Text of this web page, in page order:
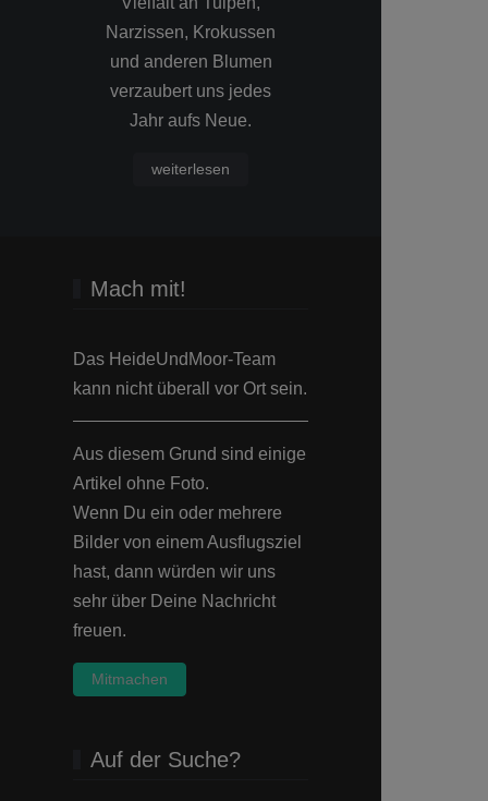
Bildmomente erhalten
einen zusätzlichen
Hauch gewollter
Wärme.
Mach mit!
Das HeideUndMoor-Team
kann nicht überall vor Ort sein.
Aus diesem Grund sind einige
Artikel ohne Foto.
Wenn Du ein oder mehrere
Bilder von einem Ausflugsziel
hast, dann würden wir uns
sehr über Deine Nachricht
freuen.
Mitmachen
Auf der Suche?